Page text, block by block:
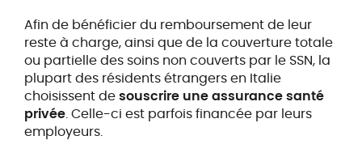
Afin de bénéficier du remboursement de leur
reste à charge, ainsi que de la couverture totale
ou partielle des soins non couverts par le SSN, la
plupart des résidents étrangers en Italie
choisissent desouscrire une assurance santé
privée. Celle-ci est parfois financée par leurs
employeurs.